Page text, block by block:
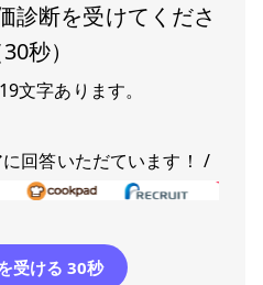
診断を受けてくださ
秒）
文字あります。
回答いただています！ /
受ける 30秒